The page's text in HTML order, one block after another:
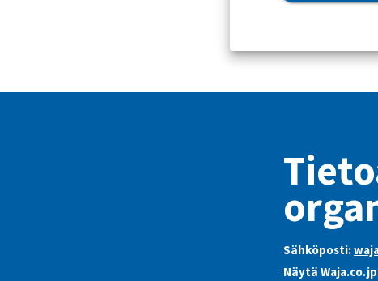
Sähköposti:
Näytä